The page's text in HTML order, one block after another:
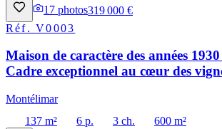
17 photos319 000 €
Réf.V0003
Maison de caractère des années
Cadre exceptionnel au cœur des
Montélimar
137 m²
6 p. 3 ch.
600 m²